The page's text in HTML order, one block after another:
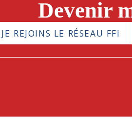
Devenir
JE REJOINS LE RÉSEAU FFI